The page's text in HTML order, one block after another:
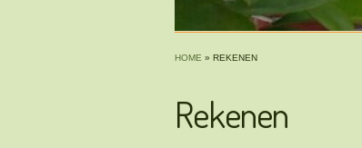
HOME » REKENEN
Rekenen